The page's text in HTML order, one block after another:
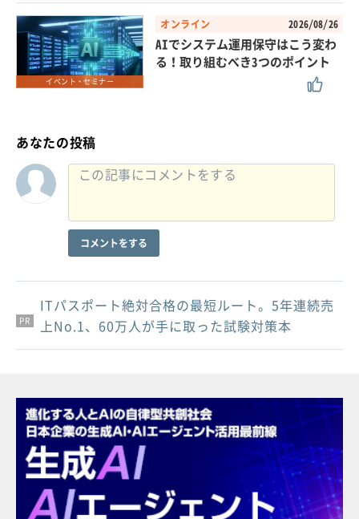
イベント・セミナー
オンライン 2026/08/26
AIでシステム運用保守はこう変わ
る！取り組むべき3つのポイント
あなたの投稿
コメントをする
PR
PR
PR
ITパスポート絶対合格の最短ルート。5年連続売
上No.1、60万人が手に取った試験対策本